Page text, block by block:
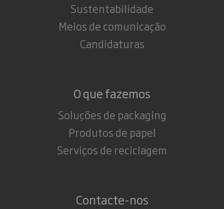
Sustentabilidade
Meios de comunicação
Candidaturas
O que fazemos
Soluções de packaging
Produtos de papel
Serviços de reciclagem
Contacte-nos